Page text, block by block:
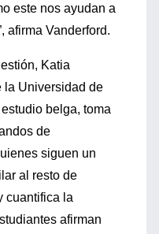
este nos ayudan a
afirma Vanderford.
Katia
la Universidad de
belga, toma
de
siguen un
al resto de
cuantifica la
afirman